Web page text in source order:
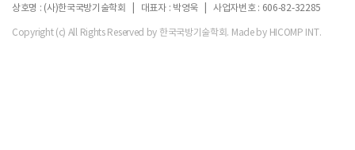
상호명 : (사)한국국방기술학회 | 대표자 : 박영욱 | 사업자번호 : 606-82-32285
Copyright (c) All Rights Reserved by 한국국방기술학회. Made by HICOMP INT.